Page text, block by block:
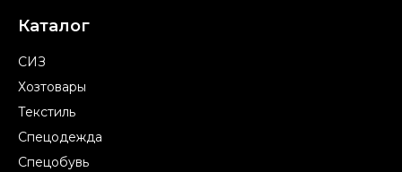
Каталог
СИЗ
Хозтовары
Текстиль
Спецодежда
Спецобувь